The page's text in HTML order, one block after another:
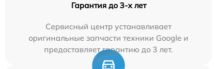
Гарантия до 3-х лет
Сервисный центр устанавливает
оригинальные запчасти техники Google и
предоставляет гарантию до 3 лет.